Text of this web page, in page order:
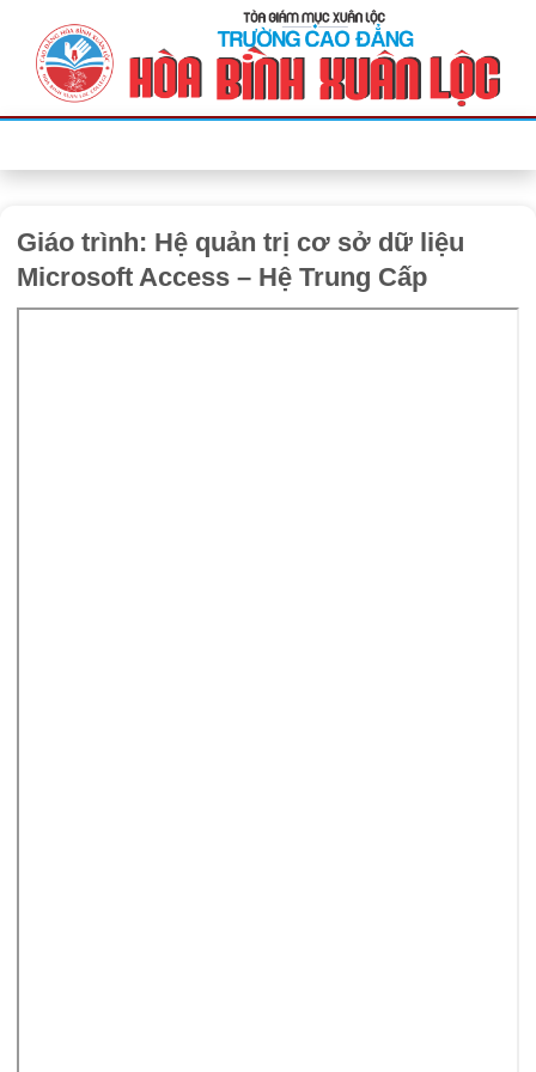
Giáo trình: Hệ quản trị cơ sở dữ liệu
Microsoft Access – Hệ Trung Cấp